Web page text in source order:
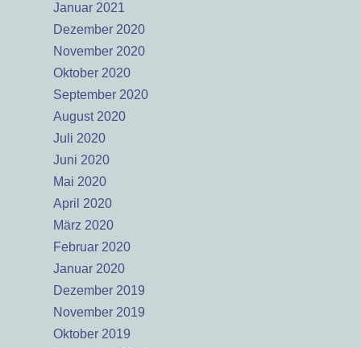
Januar 2021
Dezember 2020
November 2020
Oktober 2020
September 2020
August 2020
Juli 2020
Juni 2020
Mai 2020
April 2020
März 2020
Februar 2020
Januar 2020
Dezember 2019
November 2019
Oktober 2019